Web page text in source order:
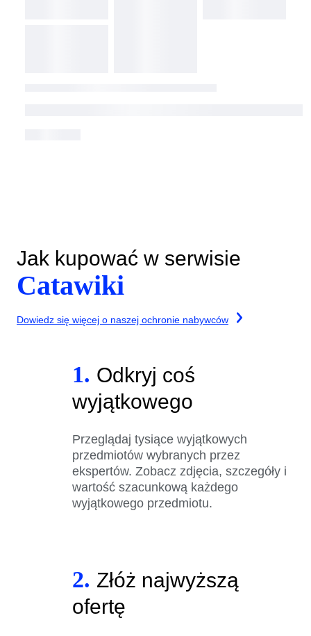
Jak kupować w serwisie
Catawiki
Dowiedz się więcej o naszej ochronie nabywców
1. Odkryj coś
wyjątkowego
Przeglądaj tysiące wyjątkowych
przedmiotów wybranych przez
ekspertów. Zobacz zdjęcia, szczegóły i
wartość szacunkową każdego
wyjątkowego przedmiotu.
2. Złóż najwyższą
ofertę